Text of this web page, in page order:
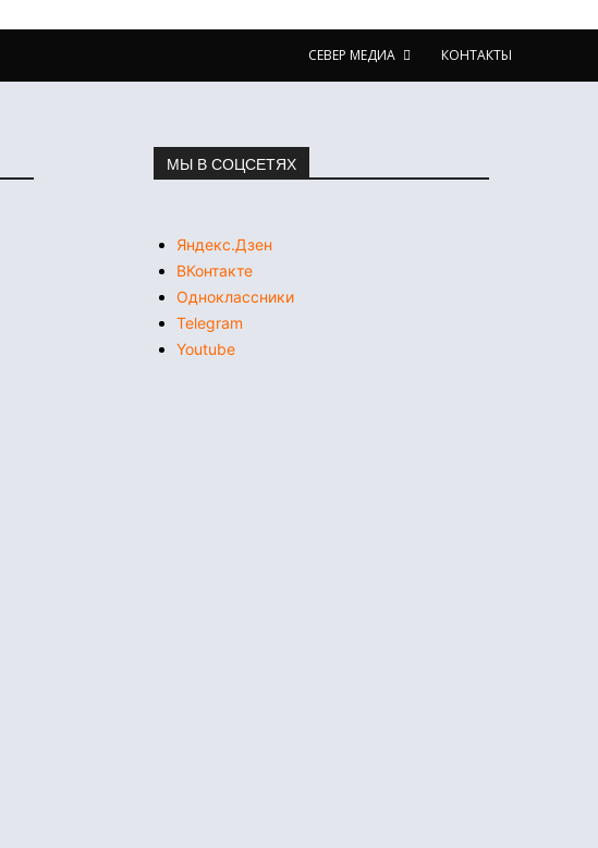
СЕВЕР МЕДИА КОНТАКТЫ
МЫ В СОЦСЕТЯХ
Яндекс.Дзен
ВКонтакте
Одноклассники
Telegram
Youtube